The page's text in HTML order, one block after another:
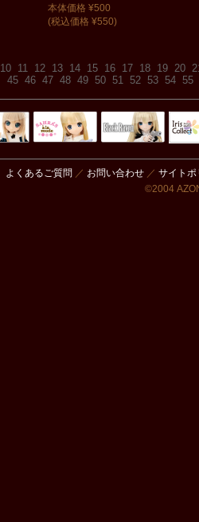
本体価格 ¥500
(税込価格 ¥550)
10 11 12 13 14 15 16 17 18 19 20
45 46 47 48 49 50 51 52 53 54 55
よくあるご質問 ／ お問い合わせ ／ サイトポ
©2004